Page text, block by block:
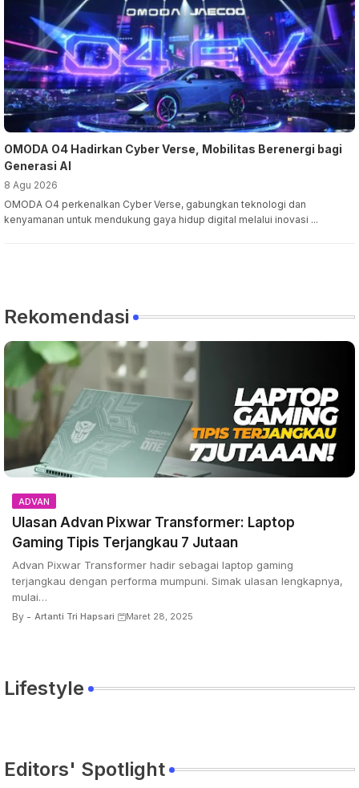
OMODA O4 Hadirkan Cyber Verse, Mobilitas Berenergi bagi
Generasi AI
8 Agu 2026
OMODA O4 perkenalkan Cyber Verse, gabungkan teknologi dan
kenyamanan untuk mendukung gaya hidup digital melalui inovasi ...
Rekomendasi
ADVAN
Ulasan Advan Pixwar Transformer: Laptop
Gaming Tipis Terjangkau 7 Jutaan
Advan Pixwar Transformer hadir sebagai laptop gaming
terjangkau dengan performa mumpuni. Simak ulasan lengkapnya,
mulai…
By - Artanti Tri Hapsari Maret 28, 2025
Lifestyle
Editors' Spotlight